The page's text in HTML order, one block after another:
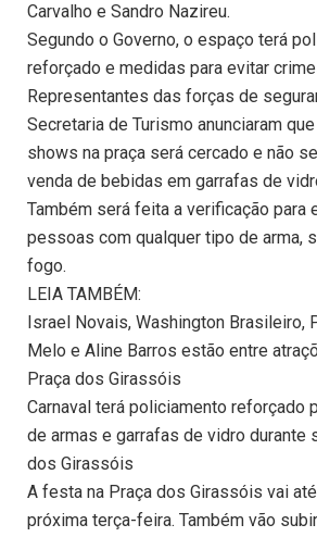
Carvalho e Sandro Nazireu.
Segundo o Governo, o espaço terá
reforçado e medidas para evitar
Representantes das forças de
Secretaria de Turismo anunciaram
shows na praça será cercado e não
venda de bebidas em garrafas de
Também será feita a verificação para
pessoas com qualquer tipo de arma,
fogo.
LEIA TAMBÉM:
Israel Novais, Washington Brasileiro,
Melo e Aline Barros estão entre
Praça dos Girassóis
Carnaval terá policiamento reforçado
de armas e garrafas de vidro durante
dos Girassóis
A festa na Praça dos Girassóis vai
próxima terça-feira. Também vão